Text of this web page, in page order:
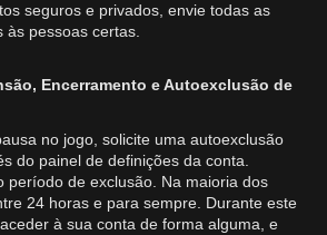
seguros e privados, envie todas as
às pessoas certas.
Encerramento e Autoexclusão de
no jogo, solicite uma autoexclusão
do painel de definições da conta.
período de exclusão. Na maioria dos
24 horas e para sempre. Durante este
à sua conta de forma alguma, e